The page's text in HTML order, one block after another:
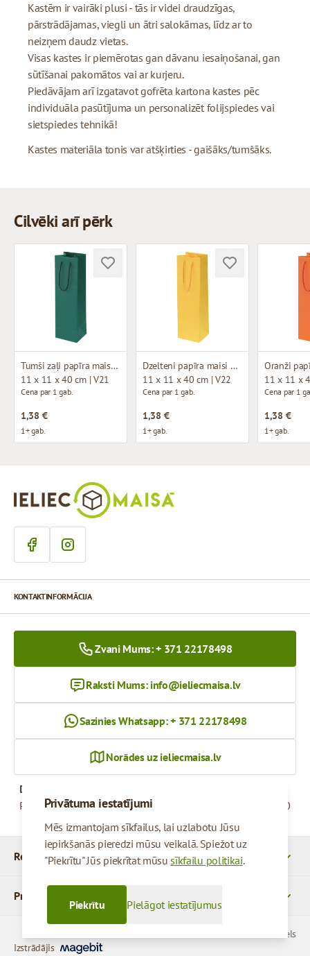
Kastēm ir vairāki plusi - tās ir videi draudzīgas,
pārstrādājamas, viegli un ātri salokāmas, līdz ar to
neizņem daudz vietas.
Visas kastes ir piemērotas gan dāvanu iesaiņošanai, gan
sūtīšanai pakomātos vai ar kurjeru.
Piedāvājam arī izgatavot gofrēta kartona kastes pēc
individuāla pasūtījuma un personalizēt folijspiedes vai
sietspiedes tehnikā!
Kastes materiāla tonis var atšķirties - gaišāks/tumšāks.
Cilvēki arī pērk
Tumši zaļi papīra maisi ar auduma rokturiem
11 x 11 x 40 cm | V21
Cena par 1 gab.
1,38 €
1+ gab.
Dzelteni papīra maisi ar auduma rokturiem
11 x 11 x 40 cm | V22
Cena par 1 gab.
1,38 €
1+ gab.
11 x 11 x
Cena par 1
1,38 €
1+ gab.
Privātuma iestatījumi
Mēs izmantojam sīkfailus, lai uzlabotu Jūsu
iepirkšanās pieredzi mūsu veikalā. Spiežot uz
"Piekrītu" Jūs piekrītat mūsusīkfailu politikai.
Pielāgot iestatījumus
Piekrītu
Rekvizīti
Produkti
KONTAKTINFORMĀCIJA
Zvani Mums: + 371 22178498
Raksti Mums: info@ieliecmaisa.lv
Sazinies Whatsapp: + 371 22178498
Norādes uz ieliecmaisa.lv
Darba Laiks
Pirmdiena - Piektdiena
09:00 - 17:00
© 2026 SIA Parcels
Izstrādājis